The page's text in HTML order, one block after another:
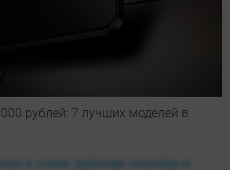
рублей: 7 лучших моделей в